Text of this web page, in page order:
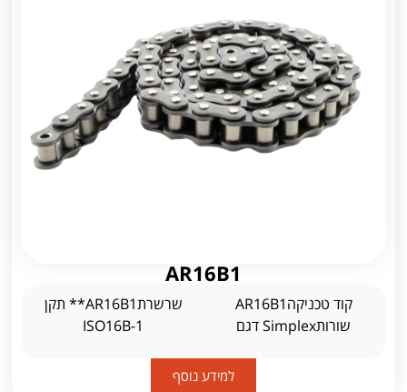
AR16B1
קוד טכניקהAR16B1
שורותSimplex דגם
שרשרתAR16B1** תקן
ISO16B-1
למידע נוסף